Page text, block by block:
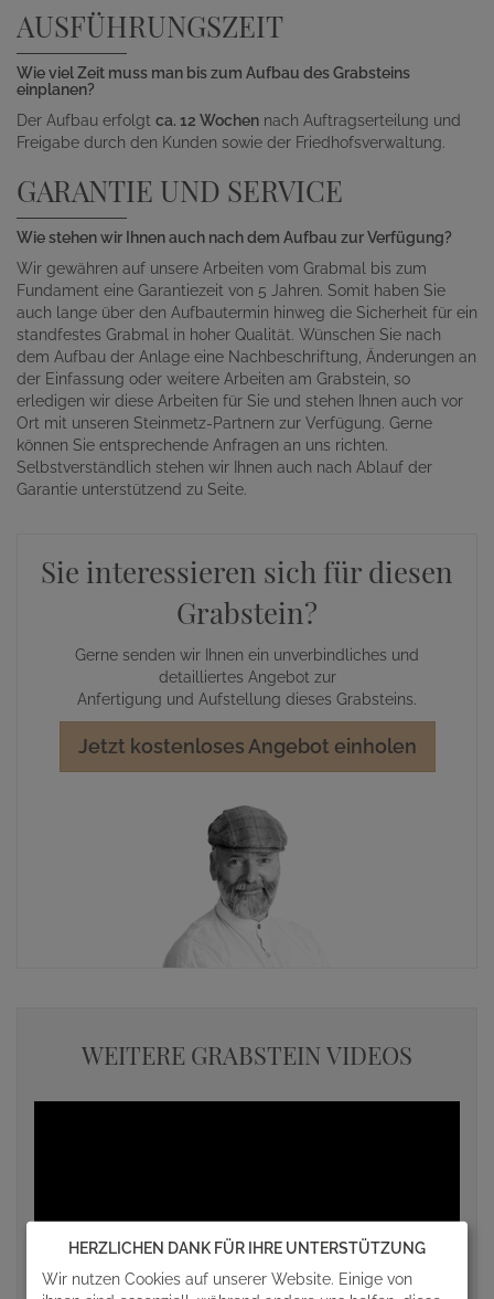
AUSFÜHRUNGSZEIT
Wie viel Zeit muss man bis zum Aufbau des Grabsteins
einplanen?
Der Aufbau erfolgt ca. 12 Wochen nach Auftragserteilung und
Freigabe durch den Kunden sowie der Friedhofsverwaltung.
GARANTIE UND SERVICE
Wie stehen wir Ihnen auch nach dem Aufbau zur Verfügung?
Wir gewähren auf unsere Arbeiten vom Grabmal bis zum
Fundament eine Garantiezeit von 5 Jahren. Somit haben Sie
auch lange über den Aufbautermin hinweg die Sicherheit für ein
standfestes Grabmal in hoher Qualität. Wünschen Sie nach
dem Aufbau der Anlage eine Nachbeschriftung, Änderungen an
der Einfassung oder weitere Arbeiten am Grabstein, so
erledigen wir diese Arbeiten für Sie und stehen Ihnen auch vor
Ort mit unseren Steinmetz-Partnern zur Verfügung. Gerne
können Sie entsprechende Anfragen an uns richten.
Selbstverständlich stehen wir Ihnen auch nach Ablauf der
Garantie unterstützend zu Seite.
Sie interessieren sich für diesen
Grabstein?
Gerne senden wir Ihnen ein unverbindliches und
detailliertes Angebot zur
Anfertigung und Aufstellung dieses Grabsteins.
Jetzt kostenloses Angebot einholen
WEITERE GRABSTEIN VIDEOS
HERZLICHEN DANK FÜR IHRE UNTERSTÜTZUNG
Wir nutzen Cookies auf unserer Website. Einige von